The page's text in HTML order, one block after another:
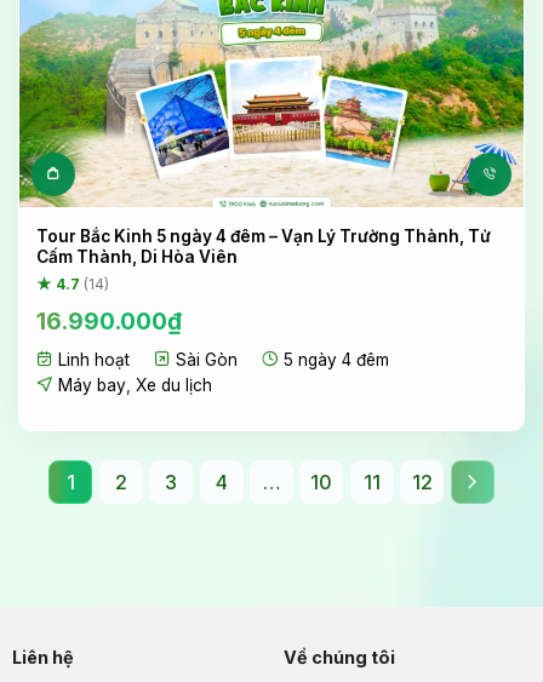
Tour Bắc Kinh 5 ngày 4 đêm – Vạn Lý Trường Thành, Tử
Cấm Thành, Di Hòa Viên
★ 4.7 (14)
16.990.000₫
Linh hoạt Sài Gòn
5 ngày 4 đêm
Máy bay, Xe du lịch
1 2 3 4 … 10 11 12
Liên hệ
Về chúng tôi